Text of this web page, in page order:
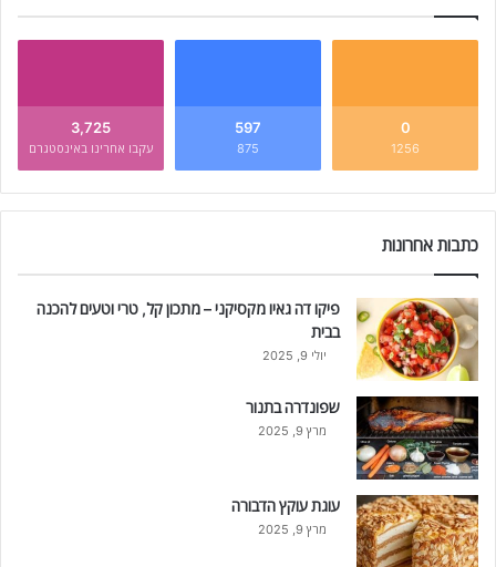
0
1256
597
875
3,725
עקבו אחרינו באינסטגרם
כתבות אחרונות
פיקו דה גאיו מקסיקני – מתכון קל, טרי וטעים להכנה
בבית
יולי 9, 2025
שפונדרה בתנור
מרץ 9, 2025
עוגת עוקץ הדבורה
מרץ 9, 2025